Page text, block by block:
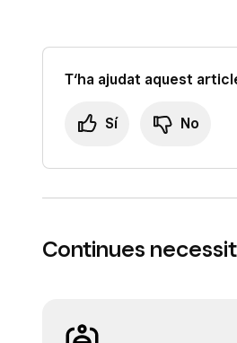
T‘ha ajudat aquest
Sí No
Continues